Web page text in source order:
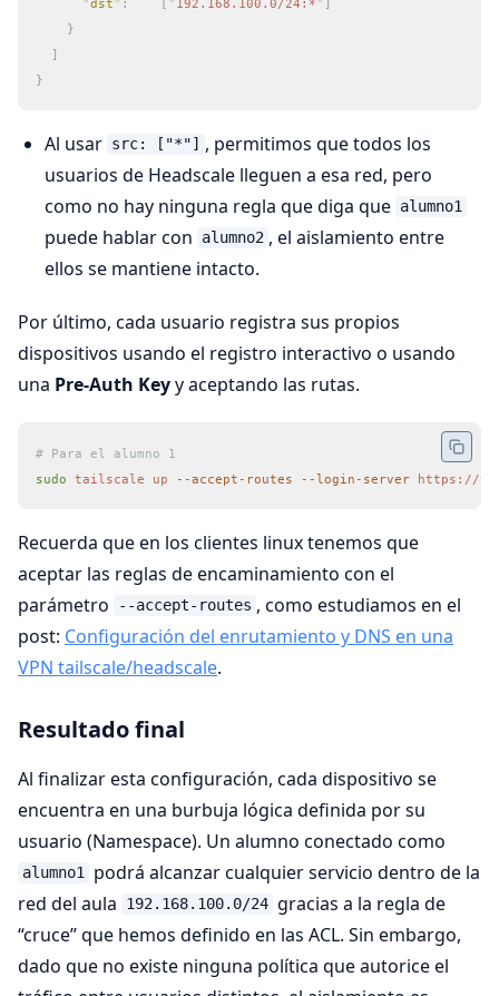
    }
  ]
}
Al usar src: ["*"]
, permitimos que todos los
usuarios de Headscale lleguen a esa red, pero
como no hay ninguna regla que diga que alumno1
puede hablar con alumno2 , el aislamiento entre
ellos se mantiene intacto.
Por último, cada usuario registra sus propios
dispositivos usando el registro interactivo o usando
una Pre-Auth Keyy aceptando las rutas.
# Para el alumno 1
sudo tailscale up --accept-routes --login-server https://
Recuerda que en los clientes linux tenemos que
aceptar las reglas de encaminamiento con el
parámetro
--accept-routes , como estudiamos en el
post: Configuración del enrutamiento y DNS en una
VPN tailscale/headscale.
Resultado final
Al finalizar esta configuración, cada dispositivo se
encuentra en una burbuja lógica definida por su
usuario (Namespace). Un alumno conectado como
alumno1 podrá alcanzar cualquier servicio dentro de la
red del aula
192.168.100.0/24 gracias a la regla de
“cruce” que hemos definido en las ACL. Sin embargo,
dado que no existe ninguna política que autorice el